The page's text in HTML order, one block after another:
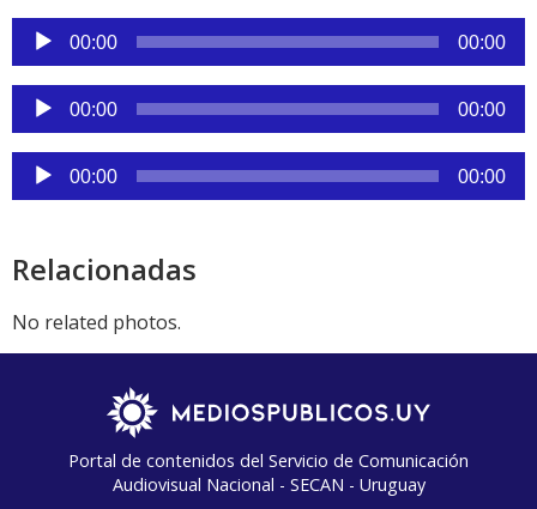
Reproductor
de
audio
00:00 00:00
Reproductor
de
audio
00:00 00:00
Reproductor
de
00:00 00:00
Relacionadas
No related photos.
Portal de contenidos del Servicio de Comunicación
Audiovisual Nacional - SECAN - Uruguay